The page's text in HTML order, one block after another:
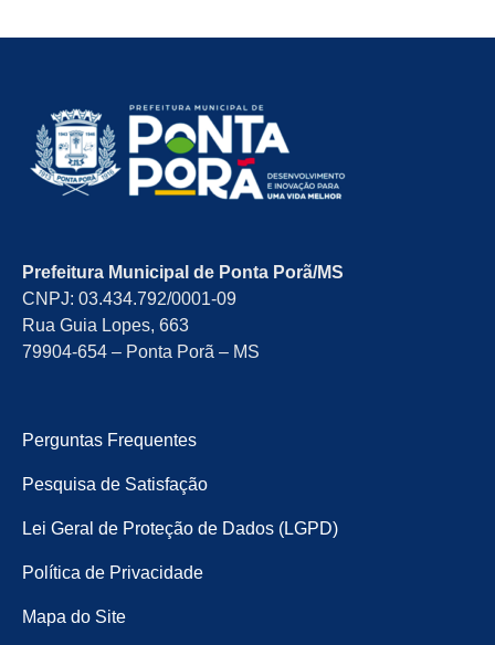
Prefeitura Municipal de Ponta Porã/MS
CNPJ: 03.434.792/0001-09
Rua Guia Lopes, 663
79904-654 – Ponta Porã – MS
Perguntas Frequentes
Pesquisa de Satisfação
Lei Geral de Proteção de Dados (LGPD)
Política de Privacidade
Mapa do Site